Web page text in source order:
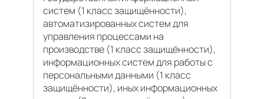
систем (1 класс защищённости),
автоматизированных систем для
управления процессами на
производстве (1 класс защищённости),
информационных систем для работы с
персональными данными (1 класс
защищённости), иных информационных